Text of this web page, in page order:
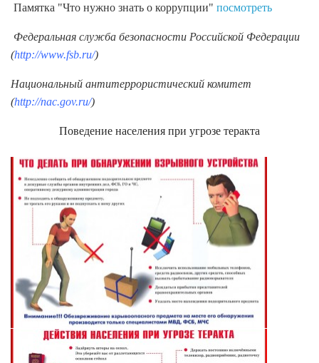
Памятка "Что нужно знать о коррупции" посмотреть
Федеральная служба безопасности Российской Федерации
(http://www.fsb.ru/)
Национальный антитеррористический комитет
(http://nac.gov.ru/)
Поведение населения при угрозе теракта